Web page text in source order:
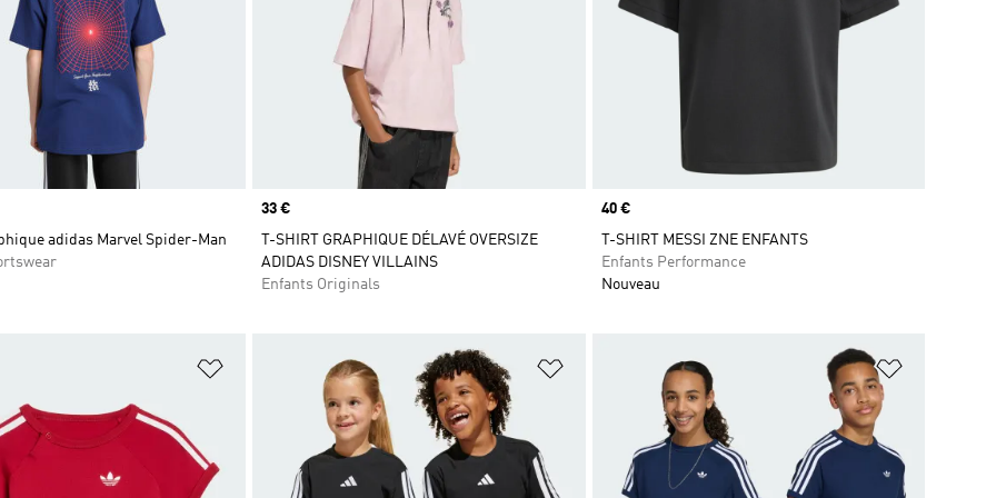
adidas Marvel Spider-Man
Prix
33 €
T-SHIRT GRAPHIQUE DÉLAVÉ OVERSIZE
ADIDAS DISNEY VILLAINS
Enfants Originals
Prix
40 €
T-SHIRT MESSI ZNE ENFANTS
Enfants Performance
Nouveau
Ajouter à la Liste de produits favoris Ajouter à la Liste de produits favoris